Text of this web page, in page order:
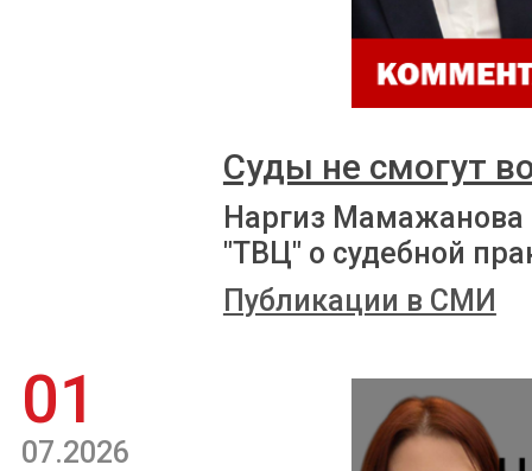
Суды не смогут
Наргиз Мамажанова
"ТВЦ" о судебной
Публикации в СМИ
01
07.2026